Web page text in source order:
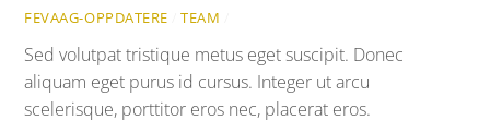
FEVAAG-OPPDATERE TEAM
Sed volutpat tristique metus eget suscipit. Donec
aliquam eget purus id cursus. Integer ut arcu
scelerisque, porttitor eros nec, placerat eros.